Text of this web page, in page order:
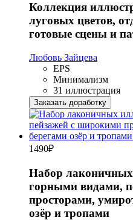
Коллекция
луговых цветов,
готовые сцены и
Любовь Зайцева
EPS
Минимализм
31 иллюстрация
Заказать доработку
1490₽
Набор
горными видами,
просторами,
озёр и тропами